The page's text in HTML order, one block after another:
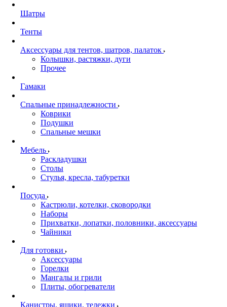
Шатры
Тенты
Аксессуары для тентов, шатров, палаток
Колышки, растяжки, дуги
Прочее
Гамаки
Спальные принадлежности
Коврики
Подушки
Спальные мешки
Мебель
Раскладушки
Столы
Стулья, кресла, табуретки
Посуда
Кастрюли, котелки, сковородки
Наборы
Прихватки, лопатки, половники, аксессуары
Чайники
Для готовки
Аксессуары
Горелки
Мангалы и грили
Плиты, обогреватели
Канистры, ящики, тележки